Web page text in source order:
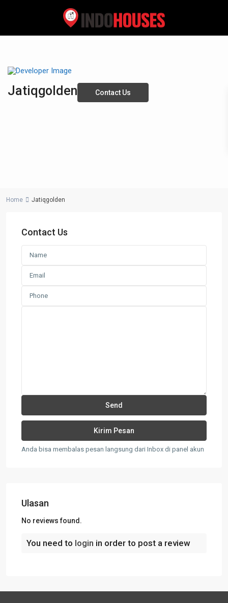
Jatiqgolden Contact Us
Home Jatiqgolden
Contact Us
Anda bisa membalas pesan langsung dari Inbox di panel akun
Ulasan
No reviews found.
You need to login in order to post a review